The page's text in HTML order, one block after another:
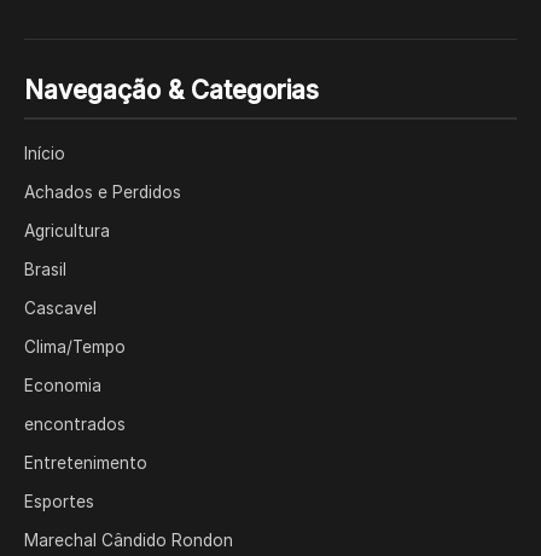
Navegação & Categorias
Início
Achados e Perdidos
Agricultura
Brasil
Cascavel
Clima/Tempo
Economia
encontrados
Entretenimento
Esportes
Marechal Cândido Rondon